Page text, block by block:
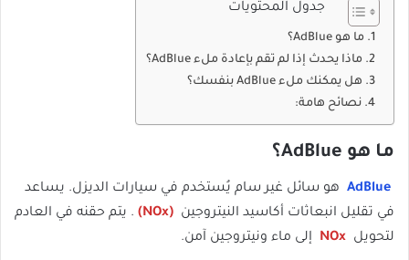
جدول المحتويات
ما هو AdBlue؟
ماذا يحدث إذا لم تقم بإعادة ملء AdBlue؟
هل يمكنك ملء AdBlue بنفسك؟
نصائح هامة:
ما هو AdBlue؟
AdBlue هو سائل غير سام يُستخدم في سيارات الديزل. يساعد
في تقليل انبعاثات أكاسيد النيتروجين (NOx)
. يتم حقنه في العادم
لتحويل NOx إلى ماء ونيتروجين آمن.